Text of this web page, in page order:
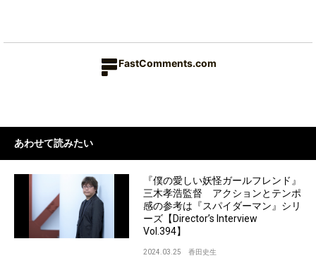
FastComments.com
あわせて読みたい
『僕の愛しい妖怪ガールフレンド』
三木孝浩監督 アクションとテンポ
感の参考は『スパイダーマン』シリ
ーズ【Director’s Interview
Vol.394】
2024.03.25 香田史生